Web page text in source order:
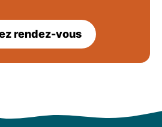
rendez-vous